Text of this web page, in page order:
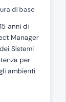
di base
anni di
Manager
Sistemi
per
ambienti